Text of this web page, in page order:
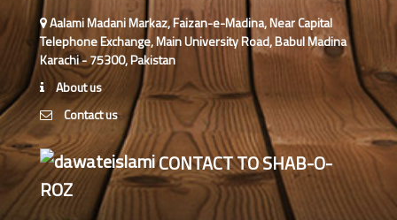
احمد رضا ہاشمی (درجہ خامسہ مرکزی
جامعۃ المدينہ فيضان عثمان غنى،
کراچی،پاکستان)
ارشد علی عطاری (درجہ خامسہ
مرکزی جامعۃ المدینہ فیضانِ مدینہ،
کراچی،پاکستان)
عبدالرؤف (درجہ سابعہ جامعۃ المدینہ
فیضان بغداد ،کراچی،پاکستان)
Aalami Madani Markaz, Faizan-e-Madina, Near Capital
Telephone Exchange, Main University Road, Babul Madina
Karachi - 75300, Pakistan
About us
Contact us
CONTACT TO SHAB-O-
ROZ